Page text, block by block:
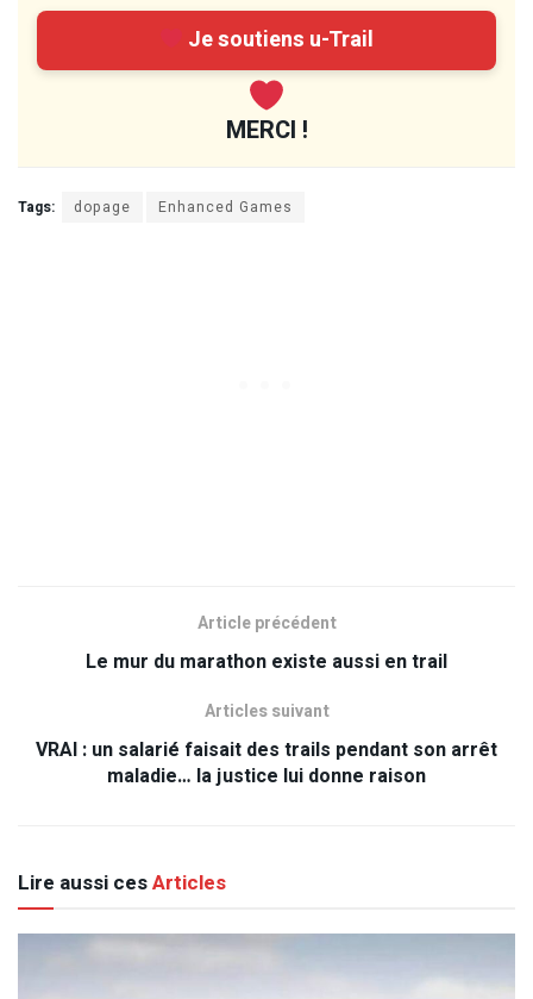
Je soutiens u-Trail
MERCI !
Tags: dopage Enhanced Games
Article précédent
Le mur du marathon existe aussi en trail
Articles suivant
VRAI : un salarié faisait des trails pendant son arrêt
maladie… la justice lui donne raison
Lire aussi cesArticles